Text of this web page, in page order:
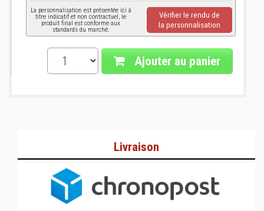
La personnalisation est présentée ici à
titre indicatif et non contractuel, le
produit final est conforme aux
standards du marché.
Vérifier le rendu de
la personnalisation
Ajouter au panier
Livraison